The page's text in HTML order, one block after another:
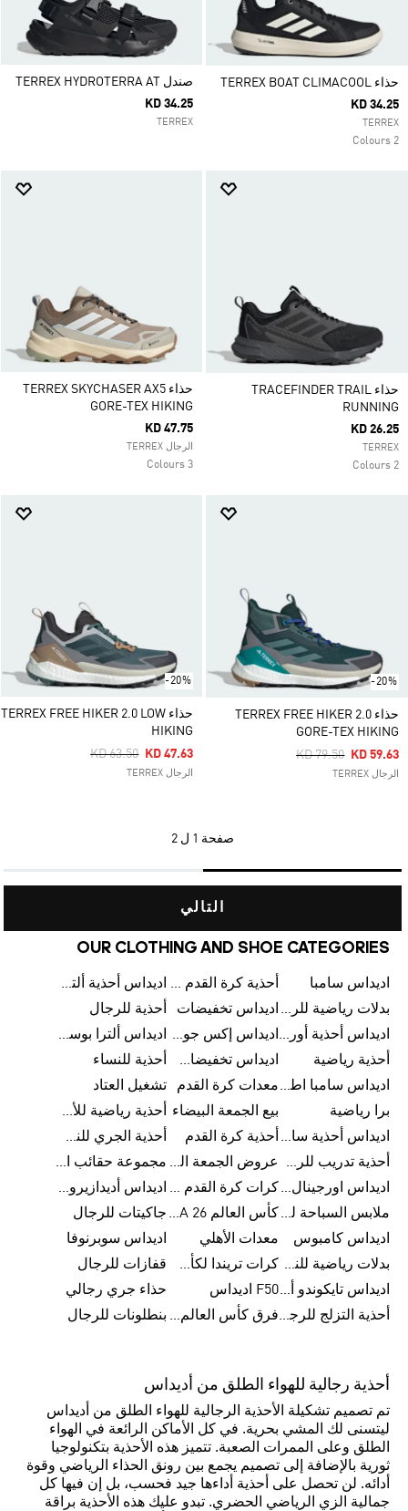
حذاء TERREX BOAT CLIMACOOL
KD 34.25
TERREX
2 Colours
صندل TERREX HYDROTERRA AT
KD 34.25
TERREX
حذاء TRACEFINDER TRAIL
RUNNING
KD 26.25
TERREX
2 Colours
حذاء TERREX SKYCHASER AX5
GORE-TEX HIKING
KD 47.75
الرجال TERREX
3 Colours
-20%
حذاء TERREX FREE HIKER 2.0
GORE-TEX HIKING
Price Reduced
KD 79.50ToKD 59.63
الرجال TERREX
-20%
حذاء TERREX FREE HIKER 2.0 LOW
HIKING
Price Reduced From
KD 63.50ToKD 47.63
الرجال TERREX
صفحة 1 ل 2
التالي
OUR CLOTHING AND SHOE CATEGORIES
اديداس سامبا أحذية كرة القدم للرجال
اديداس أحذية ألترا بوست للرجال
بدلات رياضية للرجال اديداس تخفيضات
أحذية للرجال
اديداس أحذية أورجينالز
اديداس إكس جود بيلينغهام
اديداس ألترا بوست
أحذية رياضية
اديداس تخفيضات للأطفال
أحذية للنساء
اديداس سامبا اطفالمعدات كرة القدم
تشغيل العتاد
برا رياضية
بيع الجمعة البيضاء
أحذية رياضية للأطفال
اديداس أحذية سامبا للنساء أحذية كرة القدم
أحذية الجري للنساء
أحذية تدريب للرجال
عروض الجمعة البيضاء للرجال
مجموعة حقائب الظهر
اديداس اورجينال ملابس
كرات كرة القدم للرجال
اديداس أديدازيرو معدات الجري
ملابس السباحة للرجال
كأس العالم FIFA 26™ جاكيتات للرجال
اديداس كامبوس
معدات الأهلي
اديداس سوبرنوفا
بدلات رياضية للنساء
كرات تريندا لكأس العالم FIFA 26™
قفازات للرجال
اديداس تايكوندو أورجنالزF50 اديداس
حذاء جري رجالي
أحذية التزلج للرجال
فرق كأس العالم FIFA 26™ بنطلونات للرجال
أحذية رجالية للهواء الطلق من أديداس
تم تصميم تشكيلة الأحذية الرجالية للهواء الطلق من أديداس
ليتسنى لك المشي بحرية. في كل الأماكن الرائعة في الهواء
الطلق وعلى الممرات الصعبة. تتميز هذه الأحذية بتكنولوجيا
ثورية بالإضافة إلى تصميم يجمع بين رونق الحذاء الرياضي وقوة
أدائه. لن تحصل على أحذية أداءها جيد فحسب، بل إن فيها كل
جمالية الزي الرياضي الحضري. تبدو عليك هذه الأحذية براقة